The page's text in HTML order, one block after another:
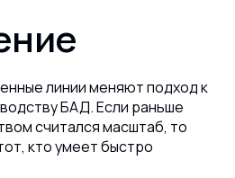
линии меняют подход к
БАД. Если раньше
считался масштаб, то
кто умеет быстро